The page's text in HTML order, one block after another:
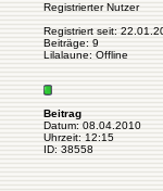
Registrierter Nutzer
Registriert seit:
Beiträge: 9
Lilalaune: Offline
Beitrag
Datum: 08.04.2010
Uhrzeit: 12:15
ID: 38558